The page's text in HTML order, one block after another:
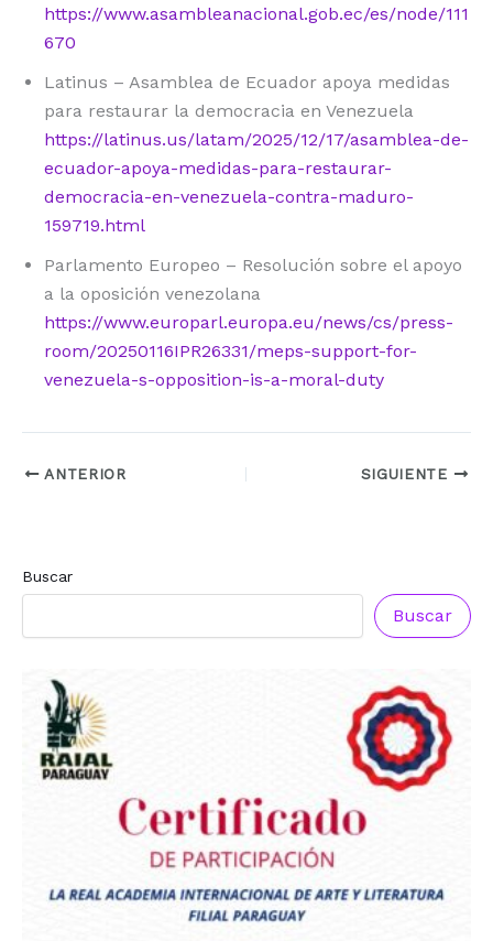
https://www.asambleanacional.gob.ec/es/node/111
670
Latinus – Asamblea de Ecuador apoya medidas
para restaurar la democracia en Venezuela
https://latinus.us/latam/2025/12/17/asamblea-de-
ecuador-apoya-medidas-para-restaurar-
democracia-en-venezuela-contra-maduro-
159719.html
Parlamento Europeo – Resolución sobre el apoyo
a la oposición venezolana
https://www.europarl.europa.eu/news/cs/press-
room/20250116IPR26331/meps-support-for-
venezuela-s-opposition-is-a-moral-duty
ANTERIOR SIGUIENTE
Buscar
Buscar